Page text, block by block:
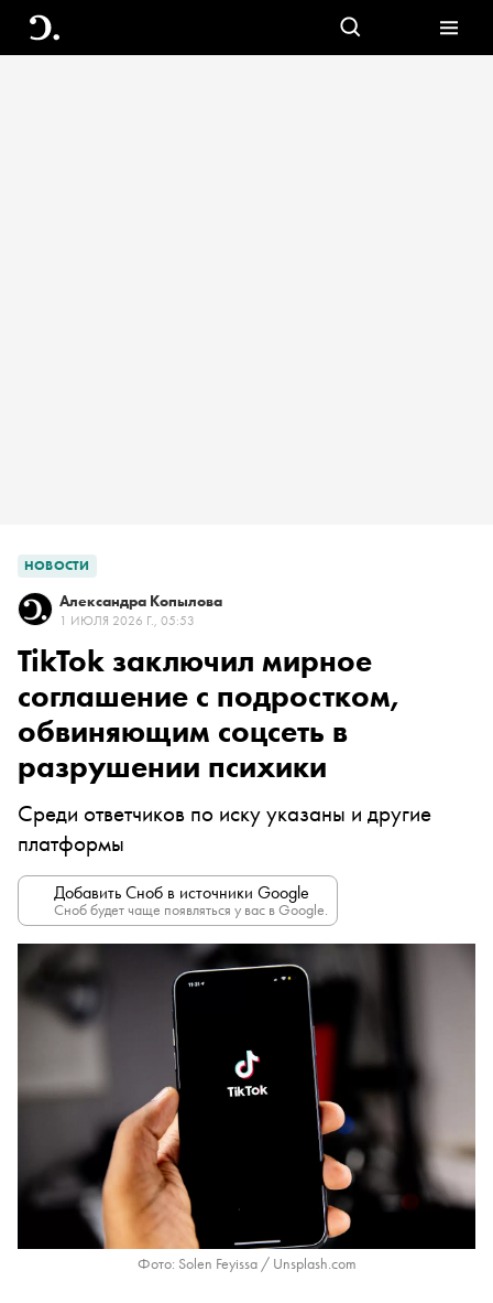
НОВОСТИ
Александра Копылова
1 ИЮЛЯ 2026 Г., 05:53
TikTok заключил мирное
соглашение с подростком,
обвиняющим соцсеть в
разрушении психики
Среди ответчиков по иску указаны и другие
платформы
Добавить Сноб в источники Google
Сноб будет чаще появляться у вас в Google.
Фото: Solen Feyissa / Unsplash.com